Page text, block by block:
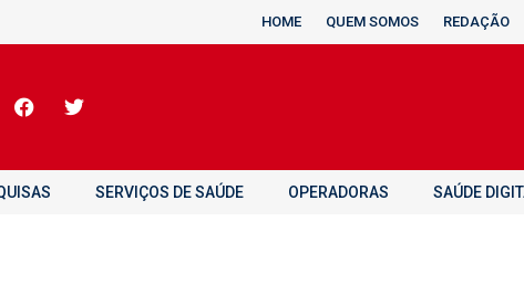
HOME QUEM SOMOS REDAÇÃO
SERVIÇOS DE SAÚDE OPERADORAS SAÚDE